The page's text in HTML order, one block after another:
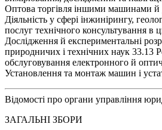
Оптова торгівля іншими машинами й
Діяльність у сфері інжинірингу,
послуг технічного консультування в
Дослідження й експериментальні
природничих і технічних наук 33.13
обслуговування електронного й
Установлення та монтаж машин і
Відомості про органи управління
ЗАГАЛЬНІ ЗБОРИ